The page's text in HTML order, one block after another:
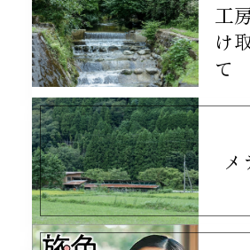
工
け
て